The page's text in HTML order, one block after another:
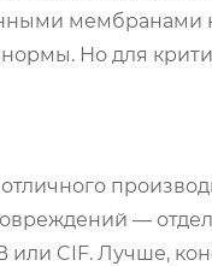
мембранами
нормы. Но для
—
CIF. Лучше,